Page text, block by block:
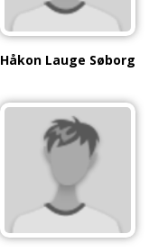
Håkon Lauge Søborg